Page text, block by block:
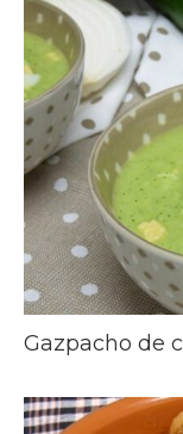
Gazpacho de